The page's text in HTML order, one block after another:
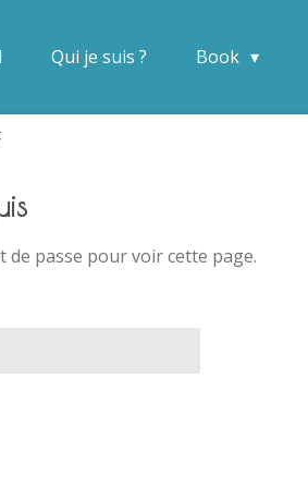
Qui je suis ? Book
passe pour voir cette page.